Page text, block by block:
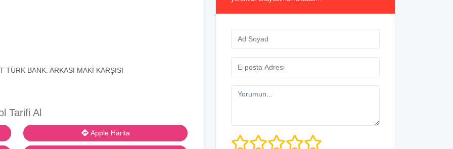
TÜRK BANK. ARKASI MAKİ KARŞISI
Tarifi Al
Apple Harita